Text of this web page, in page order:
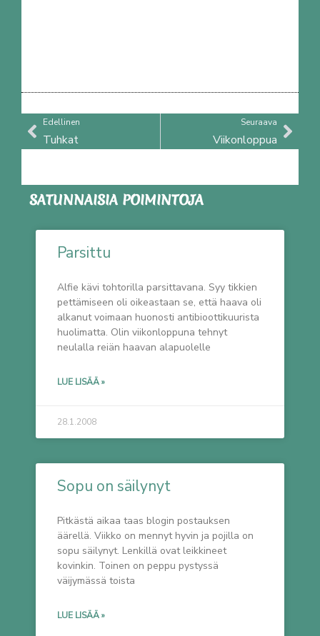
Prev
Edellinen
Tuhkat
Seuraava
Viikonloppua
SATUNNAISIA POIMINTOJA
Parsittu
Alfie kävi tohtorilla parsittavana. Syy tikkien
pettämiseen oli oikeastaan se, että haava oli
alkanut voimaan huonosti antibioottikuurista
huolimatta. Olin viikonloppuna tehnyt
neulalla reiän haavan alapuolelle
LUE LISÄÄ »
28.1.2008
Sopu on säilynyt
Pitkästä aikaa taas blogin postauksen
äärellä. Viikko on mennyt hyvin ja pojilla on
sopu säilynyt. Lenkillä ovat leikkineet
kovinkin. Toinen on peppu pystyssä
väijymässä toista
LUE LISÄÄ »